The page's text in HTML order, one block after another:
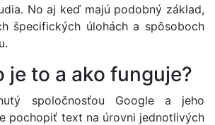
No aj keď majú podobný základ,
špecifických úlohách a spôsoboch
je to a ako funguje?
spoločnosťou Google a jeho
pochopiť text na úrovni jednotlivých